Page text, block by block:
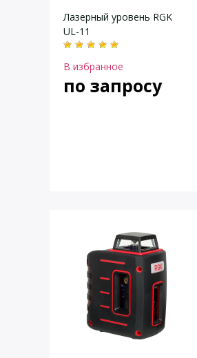
Лазерный уровень RGK
UL-11
В избранное
по запросу